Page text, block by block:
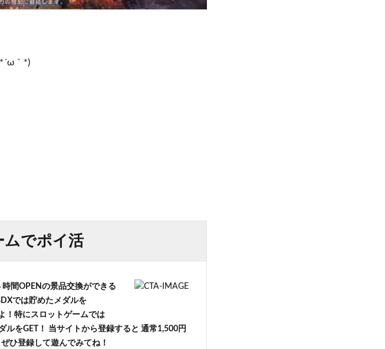
｀*)
ムでポイ活
間OPENの景品交換ができる
では貯めたメダルを
！特にスロットゲームでは
ルをGET！ 当サイトから登録すると 通常1,500円
ひ登録して遊んでみてね！